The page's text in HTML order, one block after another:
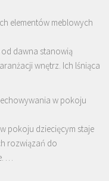
elementów meblowych
dawna stanowią
wnętrz. Ich lśniąca
w pokoju
pokoju dziecięcym staje
rozwiązań do
…